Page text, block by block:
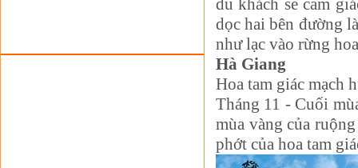
du khách sẻ cảm
dọc hai bên đường
như lạc vào rừng
Hà Giang
Hoa tam giác mạch
Tháng 11 - Cuối
mùa vàng của
phớt của hoa tam